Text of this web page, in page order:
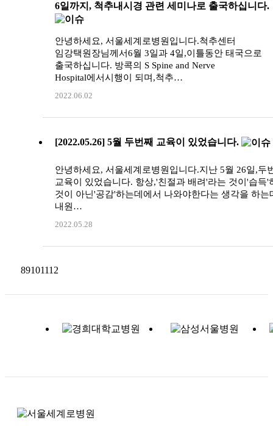
6일까지, 척추내시경 관련 세미나로 출국하십니다.
안녕하세요, 서울세계로병원입니다.척추센터
임강택원장님께서6월 3일과 4일,이틀동안 태국으로
출국하십니다. 방콕의 S Spine and Nerve
Hospital에서시행이 되며,척추…
2022.06.02
[2022.05.26] 5월 두번째 교육이 있었습니다.
안녕하세요, 서울세계로병원입니다.지난 5월 26일,두
교육이 있었습니다. 항상,'친절과 배려'라는 것이'습득'
것이 아닌'공감'하는데에서 나와야한다는 생각을 하는
내원…
2022.05.28
89101112